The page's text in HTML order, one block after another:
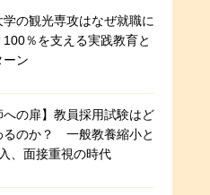
学の観光専攻はなぜ就職に
100％を支える実践教育と
ーン
への扉】教員採用試験はど
るのか？ 一般教養縮小と
、面接重視の時代